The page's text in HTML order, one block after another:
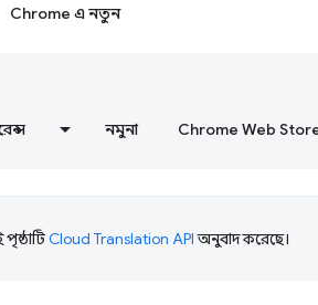
Chrome এ নতুন
নমুনা Chrome Web
Cloud Translation APIঅনুবাদ করেছে।